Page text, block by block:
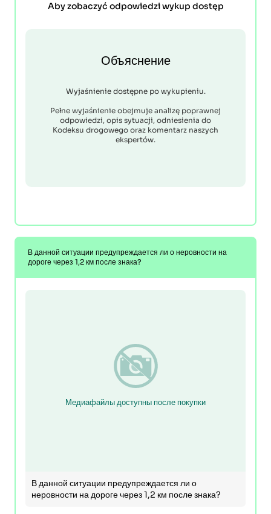
Aby zobaczyć odpowiedzi wykup dostęp
Объяснение
Wyjaśnienie dostępne po wykupieniu.
Pełne wyjaśnienie obejmuje analizę poprawnej
odpowiedzi, opis sytuacji, odniesienia do
Kodeksu drogowego oraz komentarz naszych
ekspertów.
В данной ситуации предупреждается ли о неровности на
дороге через 1,2 км после знака?
Медиафайлы доступны после покупки
В данной ситуации предупреждается ли о
неровности на дороге через 1,2 км после знака?